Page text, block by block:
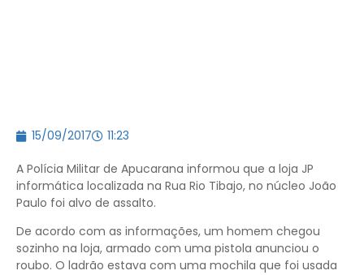
15/09/2017 11:23
A Polícia Militar de Apucarana informou que a loja JP
informática localizada na Rua Rio Tibajo, no núcleo João
Paulo foi alvo de assalto.
De acordo com as informações, um homem chegou
sozinho na loja, armado com uma pistola anunciou o
roubo. O ladrão estava com uma mochila que foi usada